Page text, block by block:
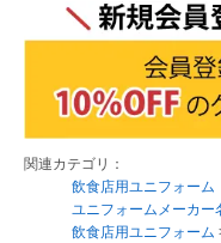
関連カテゴリ：
飲食店用ユニフォーム
ユニフォームメーカー
飲食店用ユニフォーム